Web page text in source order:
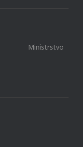
Ministrstvo